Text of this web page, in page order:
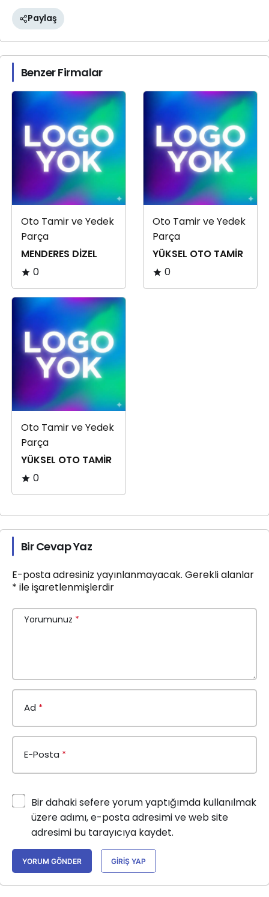
Paylaş
Benzer Firmalar
Oto Tamir ve Yedek
Parça
MENDERES DİZEL
0
Oto Tamir ve Yedek
Parça
YÜKSEL OTO TAMİR
0
Oto Tamir ve Yedek
Parça
YÜKSEL OTO TAMİR
0
Bir Cevap Yaz
E-posta adresiniz yayınlanmayacak. Gerekli alanlar
* ile işaretlenmişlerdir
Yorumunuz *
Ad *
E-Posta *
Bir dahaki sefere yorum yaptığımda kullanılmak
üzere adımı, e-posta adresimi ve web site
adresimi bu tarayıcıya kaydet.
YORUM GÖNDER GIRIŞ YAP